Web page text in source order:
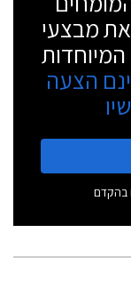
את מבצעי
הצעה
בהקדם